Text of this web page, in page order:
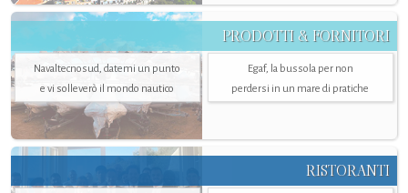
PRODOTTI & FORNITORI
Navaltecnosud, datemi un punto
e vi solleverò il mondo nautico
Egaf, la bussola per non
perdersi in un mare di pratiche
RISTORANTI